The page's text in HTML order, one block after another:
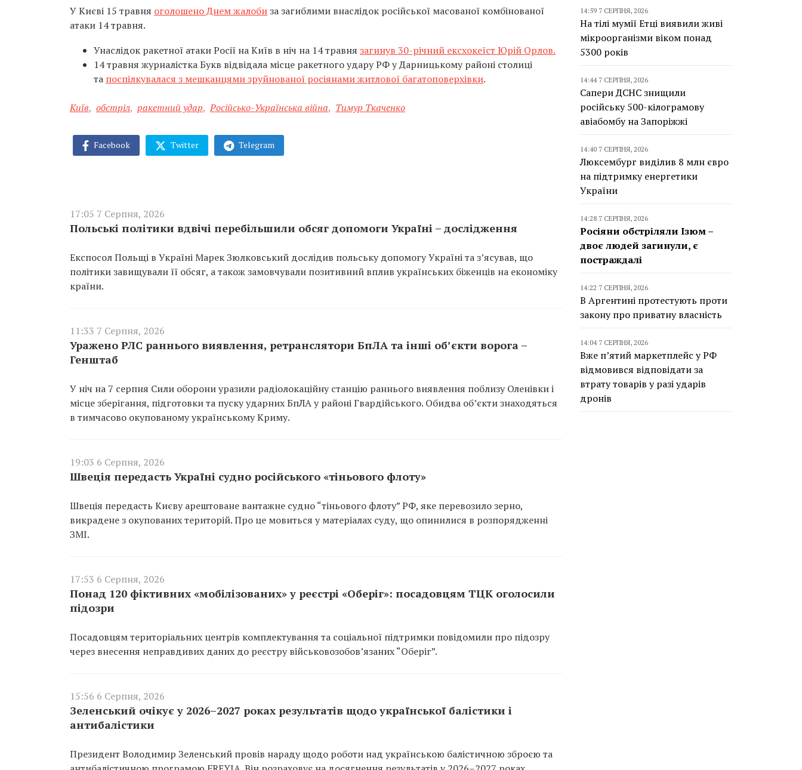
У Києві 15 травня оголошено Днем жалобиза загиблими внаслідок російської масованої комбінованої
атаки 14 травня.
Унаслідок ракетної атаки Росії на Київ в ніч на 14 травня загинув 30-річний ексхокеїст Юрій Орлов.
14 травня журналістка Букв відвідала місце ракетного удару РФ у Дарницькому районі столиці
та поспілкувалася з мешканцями зруйнованої росіянами житлової багатоповерхівки.
Київ, обстріл, ракетний удар, Російсько-Українська війна, Тимур Ткаченко
Facebook Twitter Telegram
17:05 7 Серпня, 2026
Польські політики вдвічі перебільшили обсяг допомоги Україні – дослідження
Експосол Польщі в Україні Марек Зюлковський дослідив польську допомогу Україні та з’ясував, що
політики завищували її обсяг, а також замовчували позитивний вплив українських біженців на економіку
країни.
11:33 7 Серпня, 2026
Уражено РЛС раннього виявлення, ретранслятори БпЛА та інші об’єкти ворога –
Генштаб
У ніч на 7 серпня Сили оборони уразили радіолокаційну станцію раннього виявлення поблизу Оленівки і
місце зберігання, підготовки та пуску ударних БпЛА у районі Гвардійського. Обидва об’єкти знаходяться
в тимчасово окупованому українському Криму.
19:03 6 Серпня, 2026
Швеція передасть Україні судно російського «тіньового флоту»
Швеція передасть Києву арештоване вантажне судно “тіньового флоту” РФ, яке перевозило зерно,
викрадене з окупованих територій. Про це мовиться у матеріалах суду, що опинилися в розпорядженні
ЗМІ.
17:53 6 Серпня, 2026
Понад 120 фіктивних «мобілізованих» у реєстрі «Оберіг»: посадовцям ТЦК оголосили
підозри
Посадовцям територіальних центрів комплектування та соціальної підтримки повідомили про підозру
через внесення неправдивих даних до реєстру військовозобов’язаних “Оберіг”.
15:56 6 Серпня, 2026
Зеленський очікує у 2026–2027 роках результатів щодо української балістики і
антибалістики
Президент Володимир Зеленський провів нараду щодо роботи над українською балістичною зброєю та
14:59 7 СЕРПНЯ, 2026
На тілі мумії Етці виявили живі
мікроорганізми віком понад
5300 років
14:44 7 СЕРПНЯ, 2026
Сапери ДСНС знищили
російську 500-кілограмову
авіабомбу на Запоріжжі
14:40 7 СЕРПНЯ, 2026
Люксембург виділив 8 млн євро
на підтримку енергетики
України
14:28 7 СЕРПНЯ, 2026
Росіяни обстріляли Ізюм –
двоє людей загинули, є
постраждалі
14:22 7 СЕРПНЯ, 2026
В Аргентині протестують проти
закону про приватну власність
14:04 7 СЕРПНЯ, 2026
Вже п’ятий маркетплейс у РФ
відмовився відповідати за
втрату товарів у разі ударів
дронів